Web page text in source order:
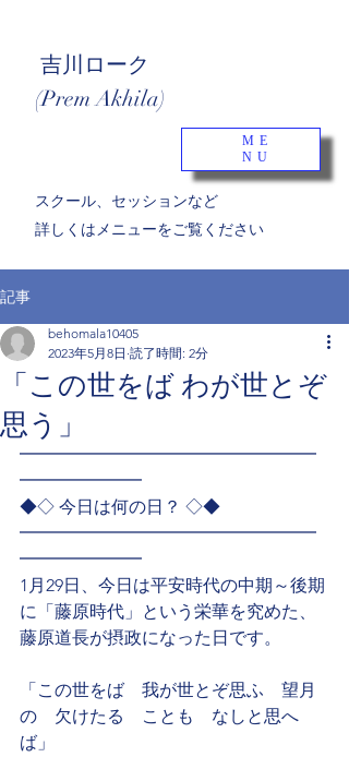
吉川ローク
(Prem Akhila)
ME
NU
​スクール、セッションなど
詳しくはメニューをご覧ください
記事
「この世をば わが世とぞ
思う」
behomala10405
2023年5月8日 読了時間: 2分
━━━━━━━━━━━━━━━━━
━━━━━━━
◆◇ 今日は何の日？ ◇◆
━━━━━━━━━━━━━━━━━
━━━━━━━
1月29日、今日は平安時代の中期～後期
に「藤原時代」という栄華を究めた、
藤原道長が摂政になった日です。
「この世をば　我が世とぞ思ふ　望月
の　欠けたる　ことも　なしと思へ
ば」